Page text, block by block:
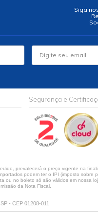
Siga
Segurança e
prevalecerá o preço vigente na
podem ter o IPI (imposto sobre
no boleto só são válidos em nossa
da Nota Fiscal.
- CEP 01208-011